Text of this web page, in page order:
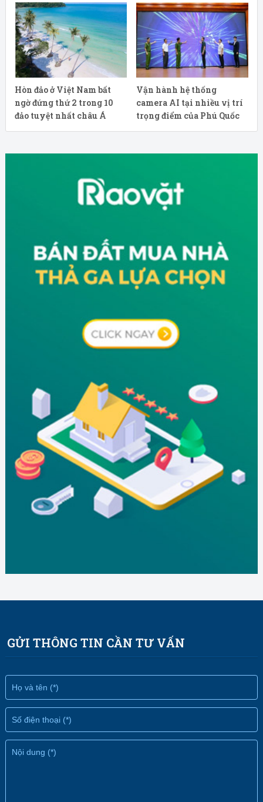
Hòn đảo ở Việt Nam bất
ngờ đứng thứ 2 trong 10
đảo tuyệt nhất châu Á
Vận hành hệ thống
camera AI tại nhiều vị trí
trọng điểm của Phú Quốc
GỬI THÔNG TIN CẦN TƯ VẤN